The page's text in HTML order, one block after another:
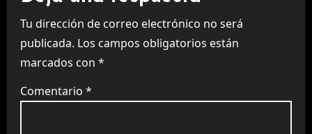
Tu dirección de correo electrónico no será
publicada. Los campos obligatorios están
marcados con *
Comentario *